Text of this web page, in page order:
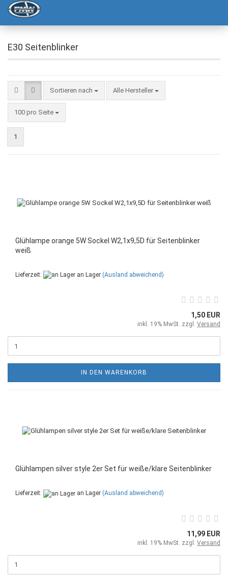
E30 Seitenblinker
Sortieren nach Alle Hersteller
100 pro Seite
1
Glühlampe orange 5W Sockel W2,1x9,5D für Seitenblinker
weiß
Lieferzeit: an Lager (Ausland abweichend)
1,50 EUR
inkl. 19% MwSt. zzgl. Versand
IN DEN WARENKORB
Glühlampen silver style 2er Set für weiße/klare Seitenblinker
Lieferzeit: an Lager (Ausland abweichend)
11,99 EUR
inkl. 19% MwSt. zzgl. Versand